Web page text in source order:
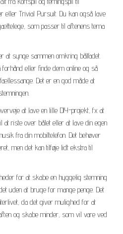
Trivial Pursuit. Du kan også lave
som passer til aftenens tema
at synge sammen omkring bålfadet.
eller finde dem online og så
Det er en god måde at
at lave en lille DIY-projekt, fx at
riste over bålet eller at lave din egen
fra din mobiltelefon. Det behøver
men det kan tilføje lidt ekstra til
for at skabe en hyggelig stemning
uden at bruge for mange penge. Det
da det giver mulighed for at
og skabe minder, som vil vare ved